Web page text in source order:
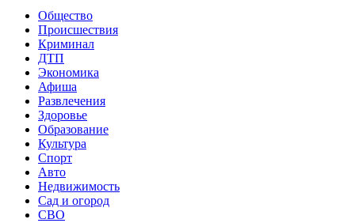
Общество
Происшествия
Криминал
ДТП
Экономика
Афиша
Развлечения
Здоровье
Образование
Культура
Спорт
Авто
Недвижимость
Сад и огород
СВО